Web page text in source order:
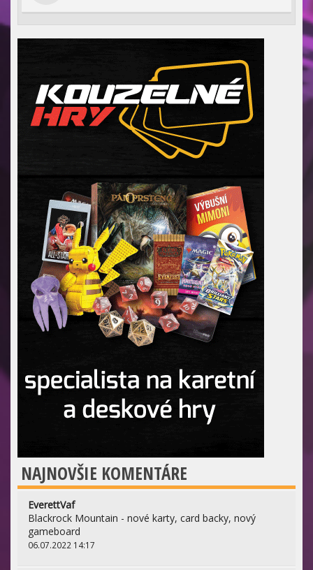
NAJNOVŠIE KOMENTÁRE
EverettVaf
Blackrock Mountain - nové karty, card backy, nový
gameboard
06.07.2022 14:17